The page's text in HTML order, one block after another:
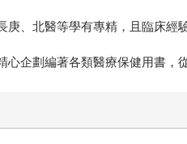
、北醫等學有專精，且臨床經
企劃編著各類醫療保健用書